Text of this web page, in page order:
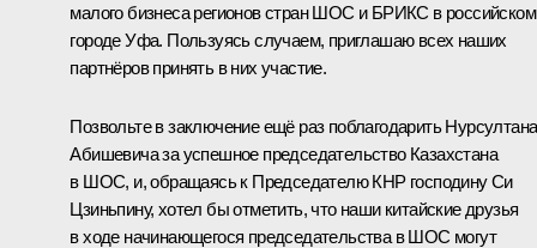
малого бизнеса регионов стран ШОС и БРИКС в российском
городе Уфа. Пользуясь случаем, приглашаю всех наших
партнёров принять в них участие.
Позвольте в заключение ещё раз поблагодарить Нурсултана
Абишевича за успешное председательство Казахстана
в ШОС, и, обращаясь к Председателю КНР господину Си
Цзиньпину, хотел бы отметить, что наши китайские друзья
в ходе начинающегося председательства в ШОС могут